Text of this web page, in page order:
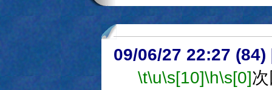
09/06/27 22:27 (84)
\t\u\s[10]\h\s[0]